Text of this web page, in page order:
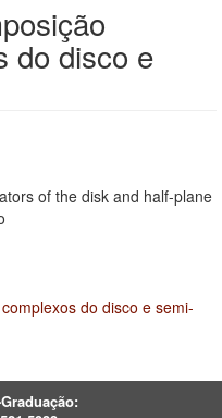
do disco e
of the disk and half-plane
do disco e semi-